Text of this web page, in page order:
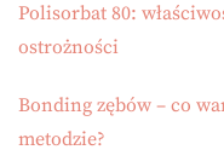
Polisorbat 80:
ostrożności
Bonding zębów – co
metodzie?